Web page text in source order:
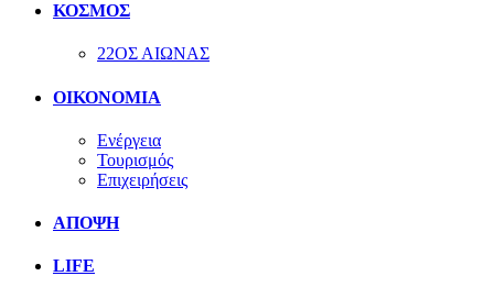
ΚΟΣΜΟΣ
22ΟΣ ΑΙΩΝΑΣ
ΟΙΚΟΝΟΜΙΑ
Ενέργεια
Τουρισμός
Επιχειρήσεις
ΑΠΟΨΗ
LIFE